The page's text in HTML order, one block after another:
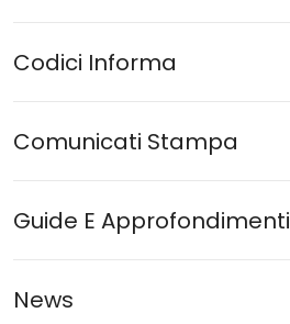
Codici Informa
Comunicati Stampa
Guide E Approfondimenti
News